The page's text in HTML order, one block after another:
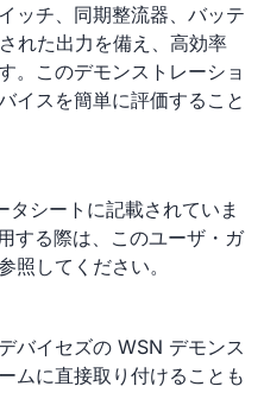
ッチ、同期整流器、バッテ
れた出力を備え、高効率
。このデモンストレーショ
イスを簡単に評価すること
シートに記載されていま
する際は、このユーザ・ガ
照してください。
バイセズの WSN デモンス
ムに直接取り付けることも